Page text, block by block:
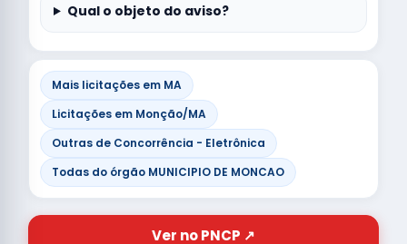
Qual o objeto do aviso?
Mais licitações em MA
Licitações em Monção/MA
Outras de Concorrência - Eletrônica
Todas do órgão MUNICIPIO DE MONCAO
Ver no PNCP ↗